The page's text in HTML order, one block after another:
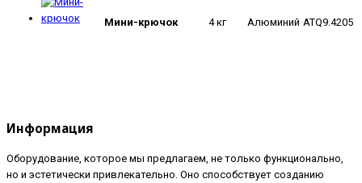
Мини-крючок 4 кг Алюминий ATQ9.4205
Информация
Оборудование, которое мы предлагаем, не только функционально,
но и эстетически привлекательно. Оно способствует созданию